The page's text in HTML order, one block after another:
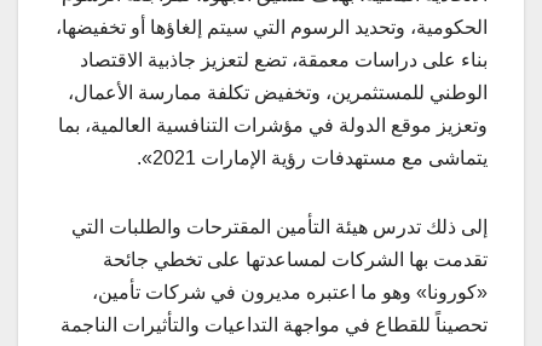
الحكومية، وتحديد الرسوم التي سيتم إلغاؤها أو تخفيضها،
بناء على دراسات معمقة، تضع لتعزيز جاذبية الاقتصاد
الوطني للمستثمرين، وتخفيض تكلفة ممارسة الأعمال،
وتعزيز موقع الدولة في مؤشرات التنافسية العالمية، بما
يتماشى مع مستهدفات رؤية الإمارات 2021».
إلى ذلك تدرس هيئة التأمين المقترحات والطلبات التي
تقدمت بها الشركات لمساعدتها على تخطي جائحة
«كورونا» وهو ما اعتبره مديرون في شركات تأمين،
تحصيناً للقطاع في مواجهة التداعيات والتأثيرات الناجمة